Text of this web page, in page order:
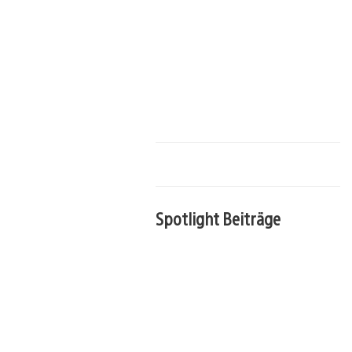
Spotlight Beiträge